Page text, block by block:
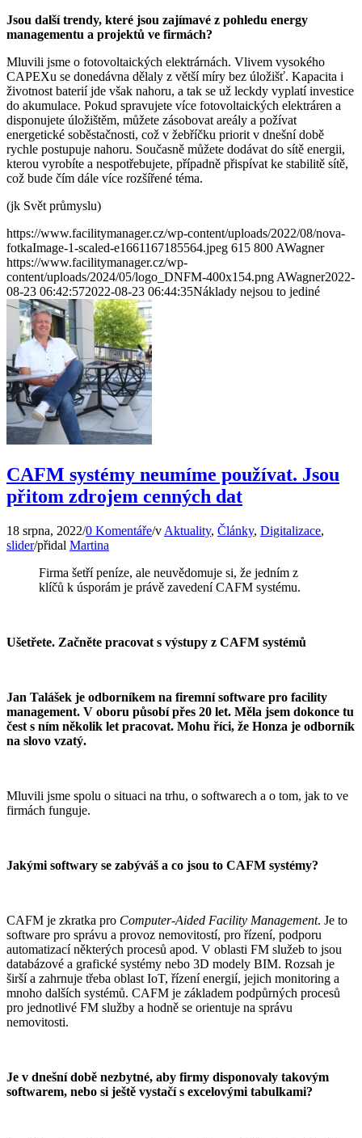
Jsou další trendy, které jsou zajímavé z pohledu energy
managementu a projektů ve firmách?
Mluvili jsme o fotovoltaických elektrárnách. Vlivem vysokého
CAPEXu se donedávna dělaly z větší míry bez úložišť. Kapacita i
životnost baterií jde však nahoru, a tak se už leckdy vyplatí investice
do akumulace. Pokud spravujete více fotovoltaických elektráren a
disponujete úložištěm, můžete zásobovat areály a požívat
energetické soběstačnosti, což v žebříčku priorit v dnešní době
rychle postupuje nahoru. Současně můžete dodávat do sítě energii,
kterou vyrobíte a nespotřebujete, případně přispívat ke stabilitě sítě,
což bude čím dále více rozšířené téma.
(jk Svět průmyslu)
https://www.facilitymanager.cz/wp-content/uploads/2022/08/nova-
fotkaImage-1-scaled-e1661167185564.jpeg 615 800 AWagner
https://www.facilitymanager.cz/wp-
content/uploads/2024/05/logo_DNFM-400x154.png AWagner2022-
08-23 06:42:572022-08-23 06:44:35Náklady nejsou to jediné
CAFM systémy neumíme používat. Jsou
přitom zdrojem cenných dat
18 srpna, 2022/0 Komentáře/v Aktuality, Články, Digitalizace,
slider/přidal Martina
Firma šetří peníze, ale neuvědomuje si, že jedním z
klíčů k úsporám je právě zavedení CAFM systému.
Ušetřete. Začněte pracovat s výstupy z CAFM systémů
Jan Talášek je odborníkem na firemní software pro facility
management. V oboru působí přes 20 let. Měla jsem dokonce tu
čest s ním několik let pracovat. Mohu říci, že Honza je odborník
na slovo vzatý.
Mluvili jsme spolu o situaci na trhu, o softwarech a o tom, jak to ve
firmách funguje.
Jakými softwary se zabýváš a co jsou to CAFM systémy?
CAFM je zkratka pro Computer-Aided Facility Management. Je to
software pro správu a provoz nemovitostí, pro řízení, podporu
automatizací některých procesů apod. V oblasti FM služeb to jsou
databázové a grafické systémy nebo 3D modely BIM. Rozsah je
širší a zahrnuje třeba oblast IoT, řízení energií, jejich monitoring a
mnoho dalších systémů. CAFM je základem podpůrných procesů
pro jednotlivé FM služby a hodně se orientuje na správu
nemovitosti.
Je v dnešní době nezbytné, aby firmy disponovaly takovým
softwarem, nebo si ještě vystačí s excelovými tabulkami?